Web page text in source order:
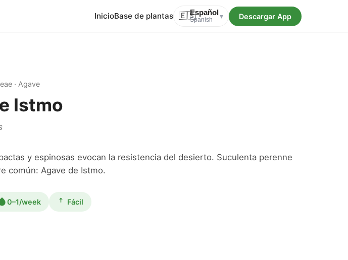
InicioBase de plantas 🇪🇸Español
Spanish ▾ Descargar App
· Agave
Istmo
y espinosas evocan la resistencia del desierto. Suculenta perenne
común: Agave de Istmo.
0–1/week Fácil